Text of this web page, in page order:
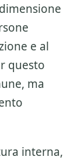
e al
questo
ma
interna,